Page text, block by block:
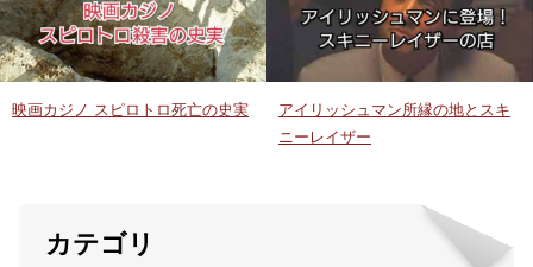
映画カジノ スピロトロ死亡の史実
アイリッシュマン所縁の地とスキ
ニーレイザー
カテゴリ